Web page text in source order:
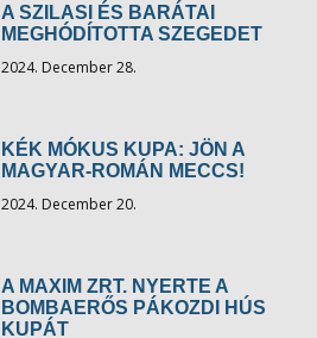
A SZILASI ÉS BARÁTAI
MEGHÓDÍTOTTA SZEGEDET
2024. December 28.
KÉK MÓKUS KUPA: JÖN A
MAGYAR-ROMÁN MECCS!
2024. December 20.
A MAXIM ZRT. NYERTE A
BOMBAERŐS PÁKOZDI HÚS
KUPÁT